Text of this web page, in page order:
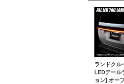
ランドクル
LEDテール
ョン] オー